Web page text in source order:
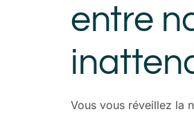
entre
Vous vous réveillez la